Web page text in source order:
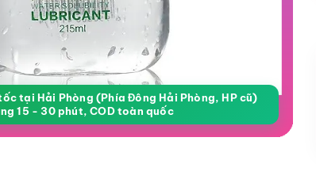
tại Hải Phòng (Phía Đông Hải Phòng, HP cũ)
15 - 30 phút, COD toàn quốc